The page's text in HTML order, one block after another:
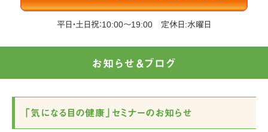
平日・土日祝：10:00～19:00 定休日:水曜日
お知らせ＆ブログ
「気になる目の健康」セミナーのお知らせ